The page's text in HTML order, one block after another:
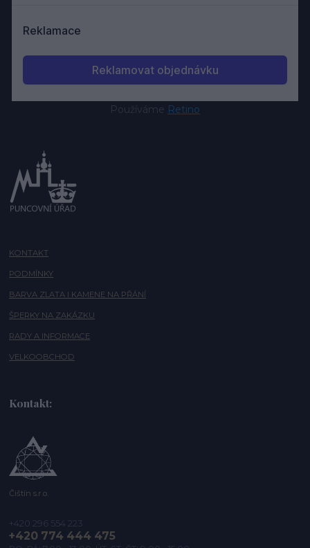
Používáme Retino
KONTAKT
PODMÍNKY
BARVA ZLATA I KAMENE NA PŘÁNÍ
ŠPERKY NA ZAKÁZKU
RADY A INFORMACE
VELKOOBCHOD
Kontakt:
Čištín s.r.o.
+420 296 554 223
+420 774 444 475